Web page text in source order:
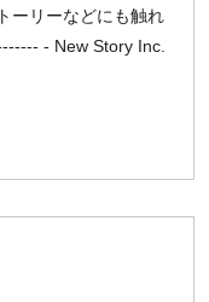
ーリーなどにも触れ
- New Story Inc.